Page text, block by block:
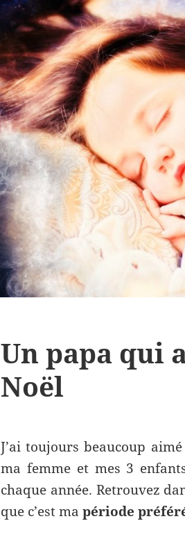
Un papa qui
Noël
J’ai toujours beaucoup
ma femme et mes 3
chaque année. Retrouvez
que c’est mapériode